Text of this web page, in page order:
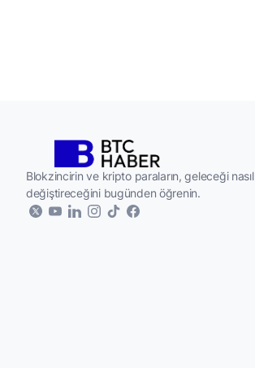
Blokzincirin ve kripto paraların, geleceği nasıl
değiştireceğini bugünden öğrenin.